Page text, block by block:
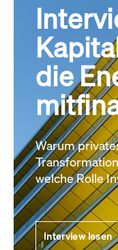
die
Warum
welche Rolle
Interview lesen